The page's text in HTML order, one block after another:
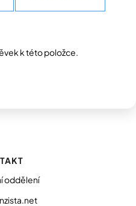
k této položce.
oddělení